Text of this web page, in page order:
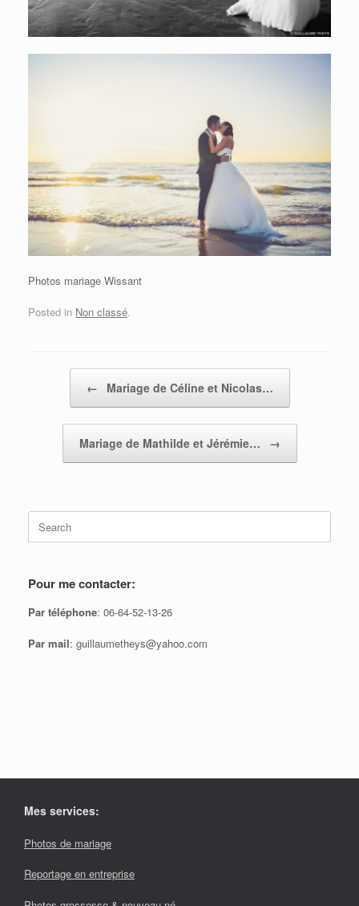
Photos mariage Wissant
Posted in Non classé.
← Mariage de Céline et Nicolas…
Mariage de Mathilde et Jérémie… →
for:
Pour me contacter:
Par téléphone: 06-64-52-13-26
Par mail: guillaumetheys@yahoo.com
Mes services:
Photos de mariage
Reportage en entreprise